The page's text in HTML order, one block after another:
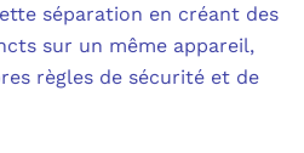
séparation en créant des
sur un même appareil,
règles de sécurité et de